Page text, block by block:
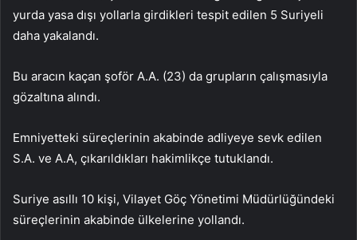
yurda yasa dışı yollarla girdikleri tespit edilen 5 Suriyeli
daha yakalandı.
Bu aracın kaçan şoför A.A. (23) da grupların çalışmasıyla
gözaltına alındı.
Emniyetteki süreçlerinin akabinde adliyeye sevk edilen
S.A. ve A.A, çıkarıldıkları hakimlikçe tutuklandı.
Suriye asıllı 10 kişi, Vilayet Göç Yönetimi Müdürlüğündeki
süreçlerinin akabinde ülkelerine yollandı.